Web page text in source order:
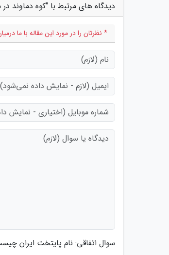
دیدگاه های مرتبط با "کوه دماوند
* نظرتان را در مورد این مقاله با ما
سوال اتفاقی: نام پایتخت ایران